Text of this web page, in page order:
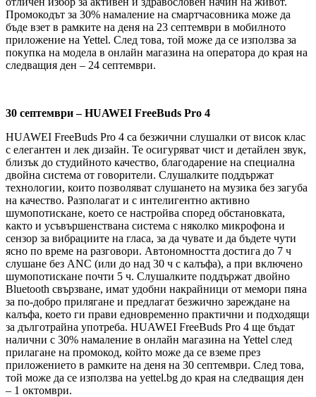
Промокодът за 30% намаление на смартчасовника може да
бъде взет в рамките на деня на 23 септември в мобилното
приложение на Yettel. След това, той може да се използва за
покупка на модела в онлайн магазина на оператора до края на
следващия ден – 24 септември.
30 септември – HUAWEI FreeBuds Pro 4
HUAWEI FreeBuds Pro 4 са безжични слушалки от висок клас
с елегантен и лек дизайн. Те осигуряват чист и детайлен звук,
близък до студийното качество, благодарение на специална
двойна система от говорители. Слушалките поддържат
технологии, които позволяват слушането на музика без загуба
на качество. Разполагат и с интелигентно активно
шумопотискане, което се настройва според обстановката,
както и усъвършенствана система с няколко микрофона и
сензор за вибрациите на гласа, за да чувате и да бъдете чути
ясно по време на разговори. Автономността достига до 7 ч
слушане без ANC (или до над 30 ч с калъфа), а при включено
шумопотискане почти 5 ч. Слушалките поддържат двойно
Bluetooth свързване, имат удобни накрайници от мемори пяна
за по-добро прилягане и предлагат безжично зареждане на
калъфа, което ги прави едновременно практични и подходящи
за дълготрайна употреба. HUAWEI FreeBuds Pro 4 ще бъдат
налични с 30% намаление в онлайн магазина на Yettel след
прилагане на промокод, който може да се вземе през
приложението в рамките на деня на 30 септември. След това,
той може да се използва на yettel.bg до края на следващия ден
– 1 октомври.